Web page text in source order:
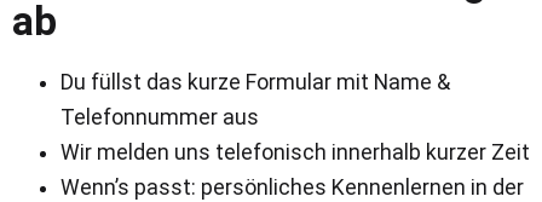
ab
Du füllst das kurze Formular mit Name &
Telefonnummer aus
Wir melden uns telefonisch innerhalb kurzer Zeit
Wenn’s passt: persönliches Kennenlernen in der